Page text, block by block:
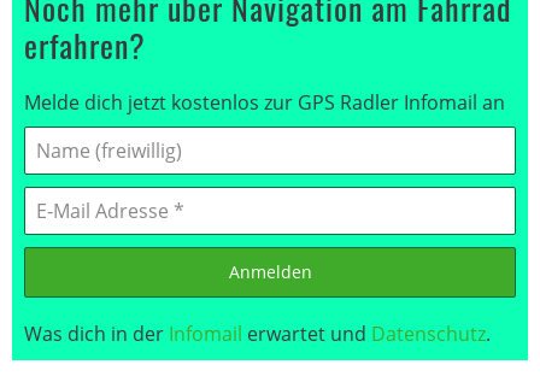
erfahren?
Melde dich jetzt kostenlos zur GPS Radler Infomail an
Anmelden
Was dich in der Infomail erwartet und Datenschutz.